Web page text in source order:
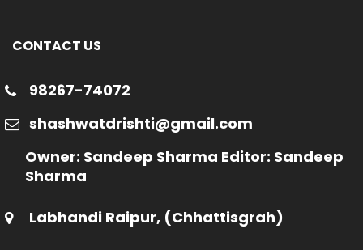
CONTACT US
98267-74072
shashwatdrishti@gmail.com
Owner: Sandeep Sharma Editor: Sandeep
Sharma
Labhandi Raipur, (Chhattisgrah)